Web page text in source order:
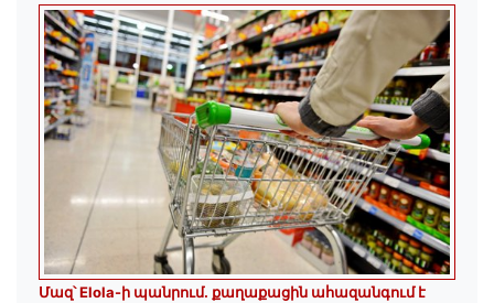
Մազ՝ Elola-ի պանրում․ քաղաքացին ահազանգում է